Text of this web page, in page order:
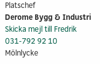
Platschef
Derome Bygg & Industri
Skicka mejl till Fredrik
031-792 92 10
Mölnlycke